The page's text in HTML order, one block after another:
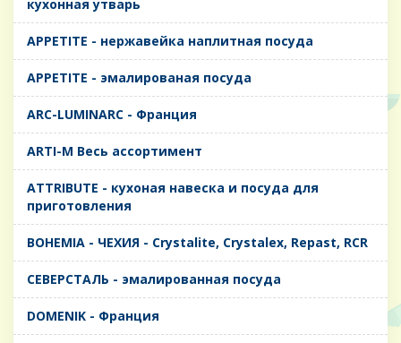
кухонная утварь
APPETITE - нержавейка наплитная посуда
APPETITE - эмалированая посуда
ARC-LUMINARC - Франция
ARTI-M Весь ассортимент
ATTRIBUTE - кухоная навеска и посуда для
приготовления
BOHEMIA - ЧЕХИЯ - Crystalite, Crystalex, Repast, RCR
CЕВЕРСТАЛЬ - эмалированная посуда
DOMENIK - Франция